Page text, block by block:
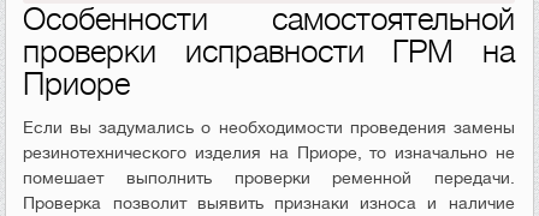
Особенности самостоятельной
проверки исправности ГРМ на
Приоре
Если вы задумались о необходимости проведения замены
резинотехнического изделия на Приоре, то изначально не
помешает выполнить проверки ременной передачи.
Проверка позволит выявить признаки износа и наличие